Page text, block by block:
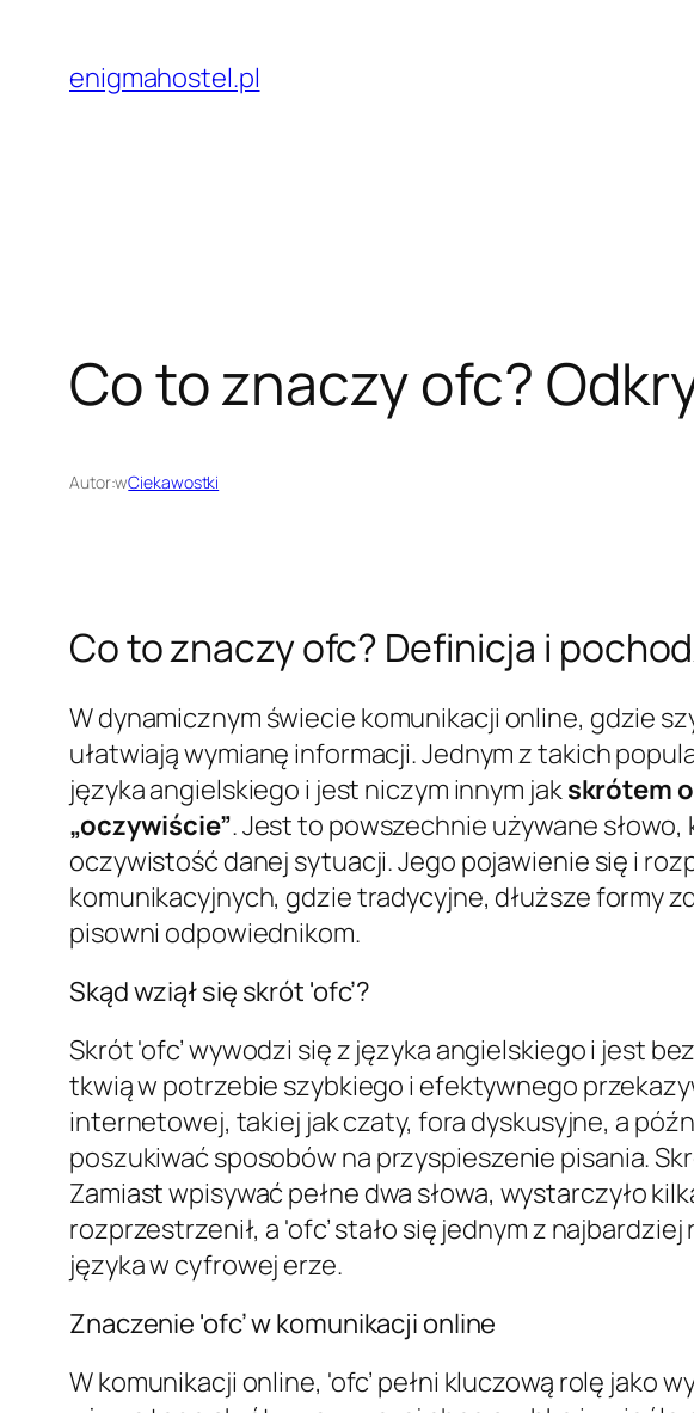
treści
enigmahostel.pl
Co to znaczy ofc?
Autor:wCiekawostki
Co to znaczy ofc? Definicja i
W dynamicznym świecie komunikacji online, gdzie
ułatwiają wymianę informacji. Jednym z takich
języka angielskiego i jest niczym innym jakskrótem
„oczywiście”. Jest to powszechnie używane
oczywistość danej sytuacji. Jego pojawienie się i
komunikacyjnych, gdzie tradycyjne, dłuższe formy
pisowni odpowiednikom.
Skąd wziął się skrót 'ofc’?
Skrót 'ofc’ wywodzi się z języka angielskiego i jest
tkwią w potrzebie szybkiego i efektywnego
internetowej, takiej jak czaty, fora dyskusyjne, a
poszukiwać sposobów na przyspieszenie pisania.
Zamiast wpisywać pełne dwa słowa, wystarczyło
rozprzestrzenił, a 'ofc’ stało się jednym z
języka w cyfrowej erze.
Znaczenie 'ofc’ w komunikacji online
W komunikacji online, 'ofc’ pełni kluczową rolę jako